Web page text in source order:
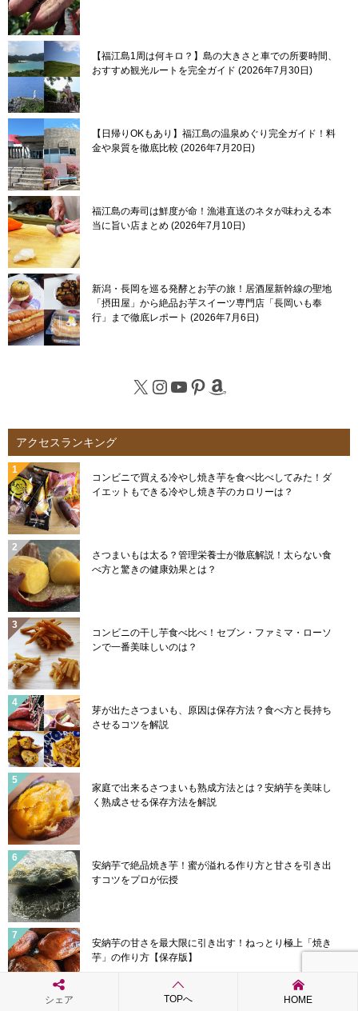
【福江島1周は何キロ？】島の大きさと車での所要時間、
おすすめ観光ルートを完全ガイド 2026年7月30日
【日帰りOKもあり】福江島の温泉めぐり完全ガイド！料
金や泉質を徹底比較 2026年7月20日
福江島の寿司は鮮度が命！漁港直送のネタが味わえる本
当に旨い店まとめ 2026年7月10日
新潟・長岡を巡る発酵とお芋の旅！居酒屋新幹線の聖地
「摂田屋」から絶品お芋スイーツ専門店「長岡いも奉
行」まで徹底レポート
2026年7月6日
X Instagram
YouTube
Pinterest
Amazon
アクセスランキング
コンビニで買える冷やし焼き芋を食べ比べしてみた！ダ
イエットもできる冷やし焼き芋のカロリーは？
さつまいもは太る？管理栄養士が徹底解説！太らない食
べ方と驚きの健康効果とは？
コンビニの干し芋食べ比べ！セブン・ファミマ・ローソ
ンで一番美味しいのは？
芽が出たさつまいも、原因は保存方法？食べ方と長持ち
させるコツを解説
家庭で出来るさつまいも熟成方法とは？安納芋を美味し
く熟成させる保存方法を解説
安納芋で絶品焼き芋！蜜が溢れる作り方と甘さを引き出
すコツをプロが伝授
安納芋の甘さを最大限に引き出す！ねっとり極上「焼き
芋」の作り方【保存版】
シェア TOPへ HOME